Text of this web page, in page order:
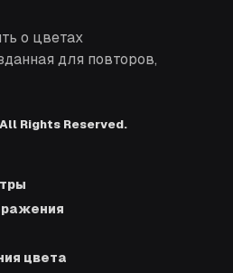
о цветах
для повторов,
Rights Reserved.
цвета